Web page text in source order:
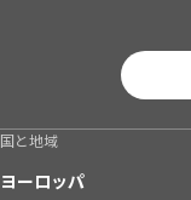
国と地域
ヨーロッパ